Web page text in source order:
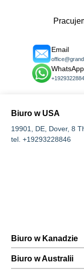
Biuro w USA
19901, DE, Dover, 8
tel. +19293228846
Biuro w Kanadzie
K1P 5G3, Ottawa,
tel. +16134168826
Biuro w Australii
680 World Square,
Email
WhatsApp